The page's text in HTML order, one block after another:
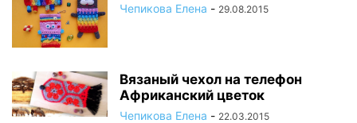
Чепикова Елена - 29.08.2015
Вязаный чехол на телефон
Африканский цветок
Чепикова Елена - 22.03.2015